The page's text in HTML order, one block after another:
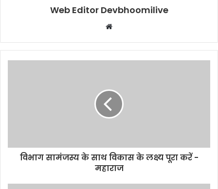
Web Editor Devbhoomilive
Website
विभाग सामंजस्य के साथ विकास के लक्ष्य पूरा करें -
महाराज